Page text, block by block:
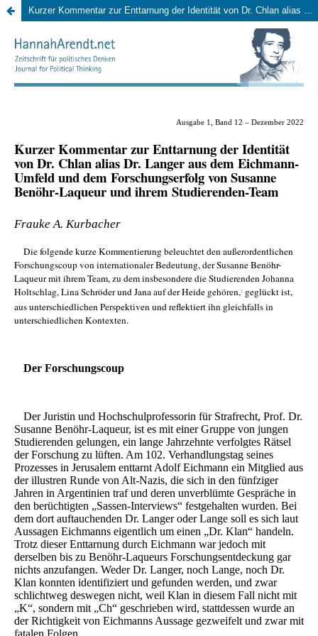
Kurzer Kommentar zur Enttarnung der Identität von Dr. Chlan alias Dr. Langer aus dem Eichmann-Umfeld und dem Forschungserfolg von Susanne Benöhr-Laqueur und ihrem Studierenden-Team